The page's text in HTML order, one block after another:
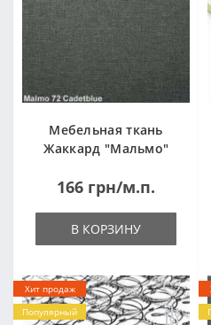
Мебельная ткань
Жаккард "Мальмо"
166 грн/м.п.
В КОРЗИНУ
Хит продаж
Популярный